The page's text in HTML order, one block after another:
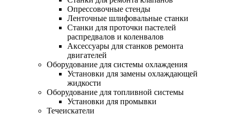
Опрессовочные стенды
Ленточные шлифовальные станки
Станки для проточки пастелей
распредвалов и коленвалов
Аксессуары для станков ремонта
двигателей
Оборудование для системы охлаждения
Установки для замены охлаждающей
жидкости
Оборудование для топливной системы
Установки для промывки
Течеискатели